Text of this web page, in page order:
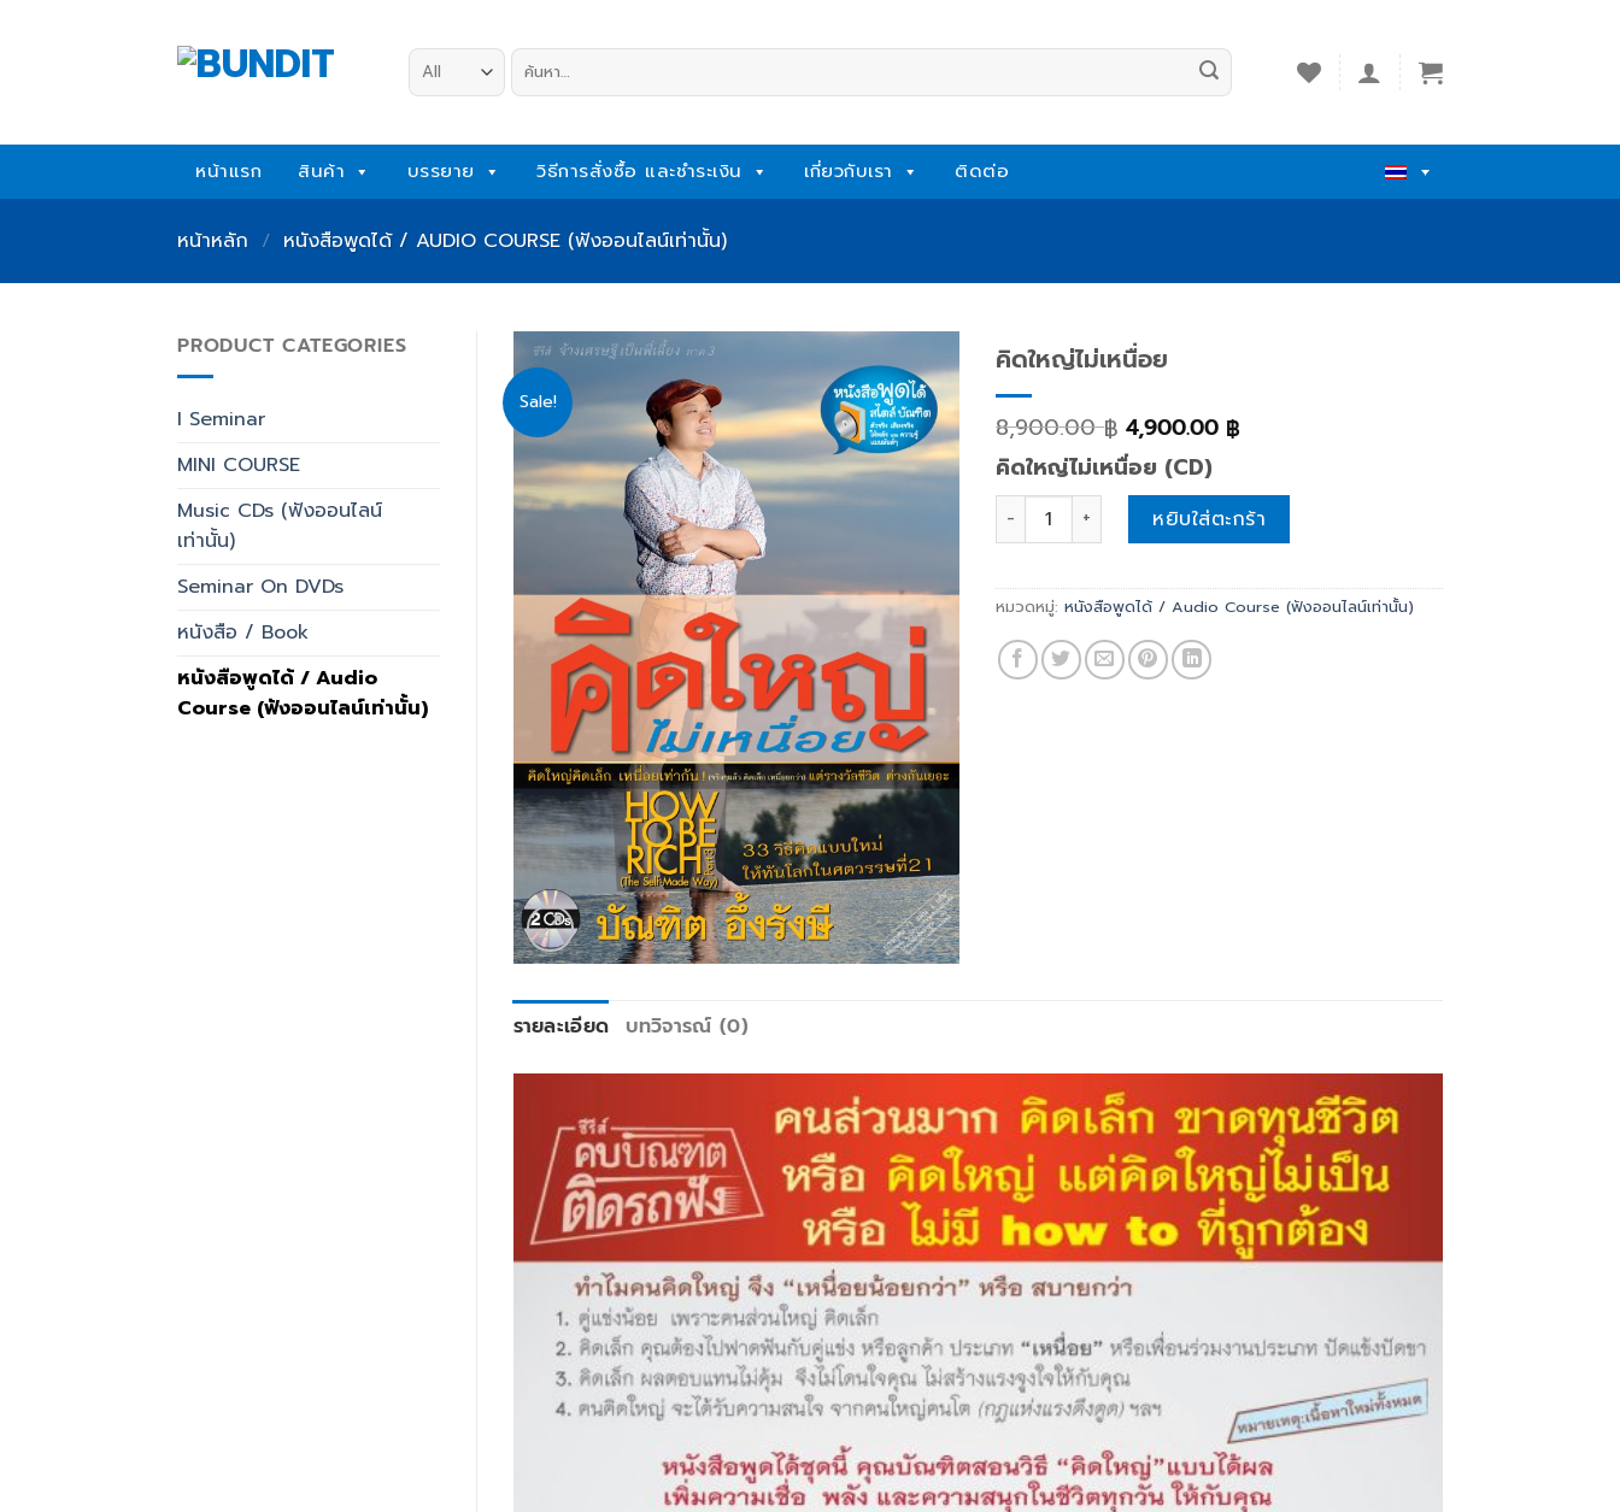
ค้นหา:
หน้าแรก สินค้า บรรยาย วิธีการสั่งซื้อ และชำระเงิน เกี่ยวกับเรา ติดต่อ
หน้าหลัก / หนังสือพูดได้ / AUDIO COURSE (ฟังออนไลน์เท่านั้น)
PRODUCT CATEGORIES
I Seminar
MINI COURSE
Music CDs (ฟังออนไลน์
เท่านั้น)
Seminar On DVDs
หนังสือ / Book
หนังสือพูดได้ / Audio
Course (ฟังออนไลน์เท่านั้น)
Sale!
Add
to
wishlist
คิดใหญ่ไม่เหนื่อย
8,900.00฿ 4,900.00 ฿
คิดใหญ่ไม่เหนื่อย (CD)
คิดใหญ่ไม่เหนื่อย quantityหยิบใส่ตะกร้า
หมวดหมู่:หนังสือพูดได้ / Audio Course (ฟังออนไลน์เท่านั้น)
รายละเอียด บทวิจารณ์ (0)